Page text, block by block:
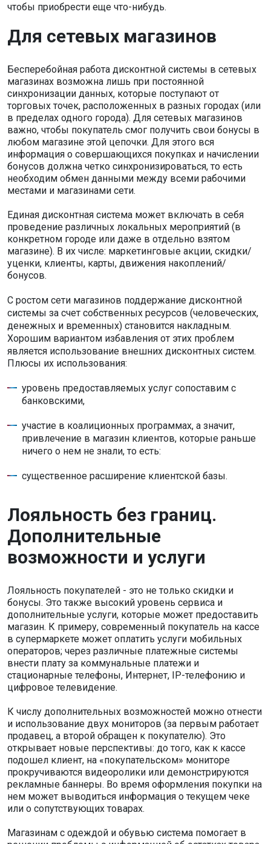
чтобы приобрести еще что-нибудь.
Для сетевых магазинов
Бесперебойная работа дисконтной системы в сетевых
магазинах возможна лишь при постоянной
синхронизации данных, которые поступают от
торговых точек, расположенных в разных городах (или
в пределах одного города). Для сетевых магазинов
важно, чтобы покупатель смог получить свои бонусы в
любом магазине этой цепочки. Для этого вся
информация о совершающихся покупках и начислении
бонусов должна четко синхронизироваться, то есть
необходим обмен данными между всеми рабочими
местами и магазинами сети.
Единая дисконтная система может включать в себя
проведение различных локальных мероприятий (в
конкретном городе или даже в отдельно взятом
магазине). В их числе: маркетинговые акции, скидки/
уценки, клиенты, карты, движения накоплений/
бонусов.
С ростом сети магазинов поддержание дисконтной
системы за счет собственных ресурсов (человеческих,
денежных и временных) становится накладным.
Хорошим вариантом избавления от этих проблем
является использование внешних дисконтных систем.
Плюсы их использования:
уровень предоставляемых услуг сопоставим с
банковскими,
участие в коалиционных программах, а значит,
привлечение в магазин клиентов, которые раньше
ничего о нем не знали, то есть:
существенное расширение клиентской базы.
Лояльность без границ.
Дополнительные
возможности и услуги
Лояльность покупателей - это не только скидки и
бонусы. Это также высокий уровень сервиса и
дополнительные услуги, которые может предоставить
магазин. К примеру, современный покупатель на кассе
в супермаркете может оплатить услуги мобильных
операторов; через различные платежные системы
внести плату за коммунальные платежи и
стационарные телефоны, Интернет, IP-телефонию и
цифровое телевидение.
К числу дополнительных возможностей можно отнести
и использование двух мониторов (за первым работает
продавец, а второй обращен к покупателю). Это
открывает новые перспективы: до того, как к кассе
подошел клиент, на «покупательском» мониторе
прокручиваются видеоролики или демонстрируются
рекламные баннеры. Во время оформления покупки на
нем может выводиться информация о текущем чеке
или о сопутствующих товарах.
Магазинам с одеждой и обувью система помогает в